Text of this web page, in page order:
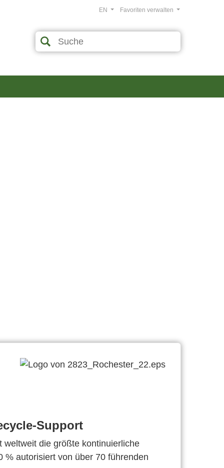
Favoriten verwalten
EN
Support
weltweit die größte kontinuierliche
% autorisiert von über 70 führenden